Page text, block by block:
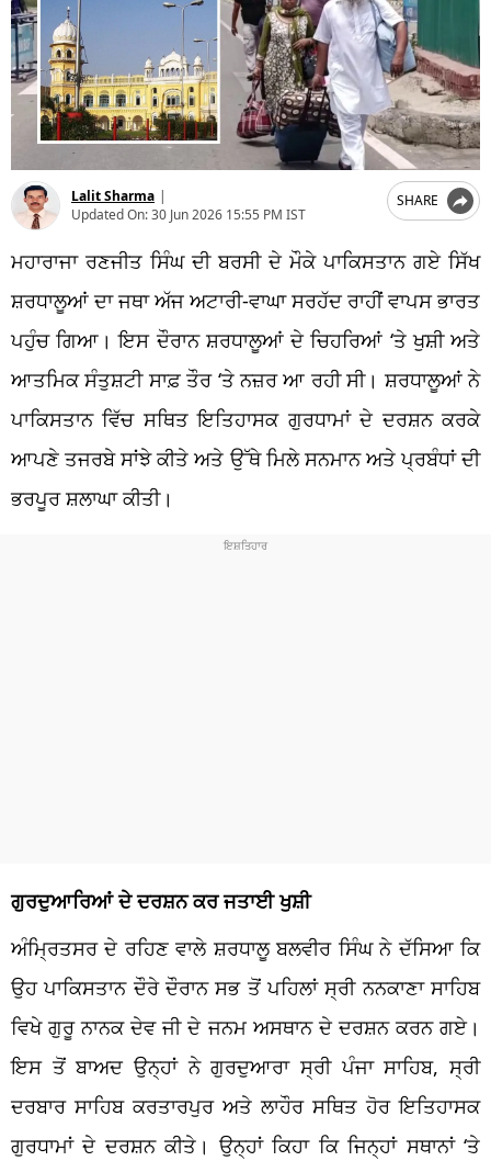
Lalit Sharma |
Updated On:30 Jun 2026 15:55 PM IST
SHARE
ਮਹਾਰਾਜਾ ਰਣਜੀਤ ਸਿੰਘ ਦੀ ਬਰਸੀ ਦੇ ਮੌਕੇ ਪਾਕਿਸਤਾਨ ਗਏ ਸਿੱਖ
ਸ਼ਰਧਾਲੂਆਂ ਦਾ ਜਥਾ ਅੱਜ ਅਟਾਰੀ-ਵਾਘਾ ਸਰਹੱਦ ਰਾਹੀਂ ਵਾਪਸ ਭਾਰਤ
ਪਹੁੰਚ ਗਿਆ। ਇਸ ਦੌਰਾਨ ਸ਼ਰਧਾਲੂਆਂ ਦੇ ਚਿਹਰਿਆਂ ‘ਤੇ ਖੁਸ਼ੀ ਅਤੇ
ਆਤਮਿਕ ਸੰਤੁਸ਼ਟੀ ਸਾਫ਼ ਤੌਰ ‘ਤੇ ਨਜ਼ਰ ਆ ਰਹੀ ਸੀ। ਸ਼ਰਧਾਲੂਆਂ ਨੇ
ਪਾਕਿਸਤਾਨ ਵਿੱਚ ਸਥਿਤ ਇਤਿਹਾਸਕ ਗੁਰਧਾਮਾਂ ਦੇ ਦਰਸ਼ਨ ਕਰਕੇ
ਆਪਣੇ ਤਜਰਬੇ ਸਾਂਝੇ ਕੀਤੇ ਅਤੇ ਉੱਥੇ ਮਿਲੇ ਸਨਮਾਨ ਅਤੇ ਪ੍ਰਬੰਧਾਂ ਦੀ
ਭਰਪੂਰ ਸ਼ਲਾਘਾ ਕੀਤੀ।
ਗੁਰਦੁਆਰਿਆਂ ਦੇ ਦਰਸ਼ਨ ਕਰ ਜਤਾਈ ਖੁਸ਼ੀ
ਅੰਮ੍ਰਿਤਸਰ ਦੇ ਰਹਿਣ ਵਾਲੇ ਸ਼ਰਧਾਲੂ ਬਲਵੀਰ ਸਿੰਘ ਨੇ ਦੱਸਿਆ ਕਿ
ਉਹ ਪਾਕਿਸਤਾਨ ਦੌਰੇ ਦੌਰਾਨ ਸਭ ਤੋਂ ਪਹਿਲਾਂ ਸ੍ਰੀ ਨਨਕਾਣਾ ਸਾਹਿਬ
ਵਿਖੇ ਗੁਰੂ ਨਾਨਕ ਦੇਵ ਜੀ ਦੇ ਜਨਮ ਅਸਥਾਨ ਦੇ ਦਰਸ਼ਨ ਕਰਨ ਗਏ।
ਇਸ ਤੋਂ ਬਾਅਦ ਉਨ੍ਹਾਂ ਨੇ ਗੁਰਦੁਆਰਾ ਸ੍ਰੀ ਪੰਜਾ ਸਾਹਿਬ, ਸ੍ਰੀ
ਦਰਬਾਰ ਸਾਹਿਬ ਕਰਤਾਰਪੁਰ ਅਤੇ ਲਾਹੌਰ ਸਥਿਤ ਹੋਰ ਇਤਿਹਾਸਕ
ਗੁਰਧਾਮਾਂ ਦੇ ਦਰਸ਼ਨ ਕੀਤੇ। ਉਨ੍ਹਾਂ ਕਿਹਾ ਕਿ ਜਿਨ੍ਹਾਂ ਸਥਾਨਾਂ ‘ਤੇ